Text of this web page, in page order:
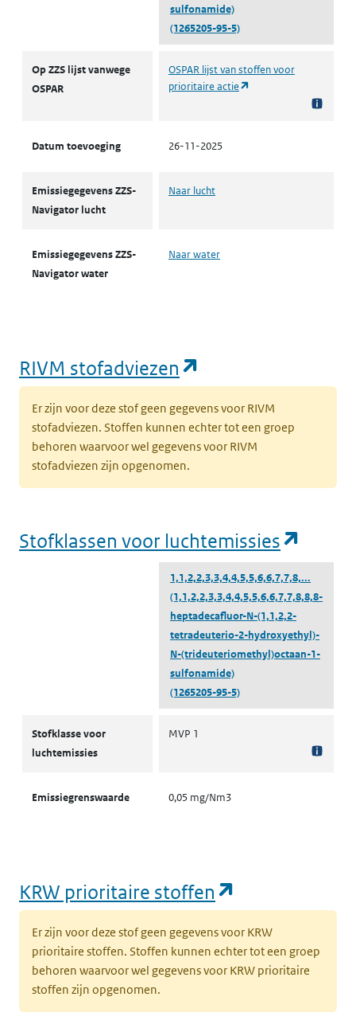
sulfonamide)
(1265205-95-5)
Op ZZS lijst vanwege
OSPAR
OSPAR lijst van stoffen voor
prioritaire actie
Datum toevoeging 26-11-2025
Emissiegegevens ZZS-
Navigator lucht
Naar lucht
Emissiegegevens ZZS-
Navigator water
Naar water
RIVM stofadviezen
Er zijn voor deze stof geen gegevens voor RIVM
stofadviezen. Stoffen kunnen echter tot een groep
behoren waarvoor wel gegevens voor RIVM
stofadviezen zijn opgenomen.
Stofklassen voor luchtemissies
1,1,2,2,3,3,4,4,5,5,6,6,7,7,8,...
(1,1,2,2,3,3,4,4,5,5,6,6,7,7,8,8,8-
heptadecafluor-N-(1,1,2,2-
tetradeuterio-2-hydroxyethyl)-
N-(trideuteriomethyl)octaan-1-
sulfonamide)
(1265205-95-5)
Stofklasse voor
luchtemissies
MVP 1
Emissiegrenswaarde 0,05 mg/Nm3
KRW prioritaire stoffen
Er zijn voor deze stof geen gegevens voor KRW
prioritaire stoffen. Stoffen kunnen echter tot een groep
behoren waarvoor wel gegevens voor KRW prioritaire
stoffen zijn opgenomen.